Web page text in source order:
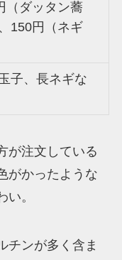
（ダッタン蕎
150円（ネギ
子、長ネギな
が注文している
がかったような
。
チンが多く含ま